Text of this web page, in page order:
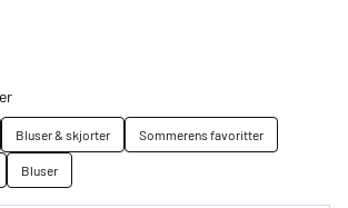
Bluser & skjorter
Sommerens favoritter
Bluser